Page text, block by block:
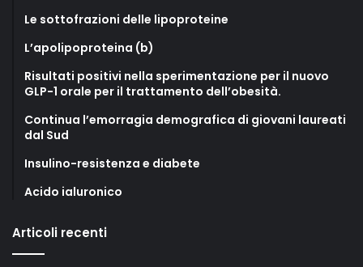
Le sottofrazioni delle lipoproteine
L’apolipoproteina (b)
Risultati positivi nella sperimentazione per il nuovo
GLP-1 orale per il trattamento dell’obesità.
Continua l’emorragia demografica di giovani laureati
dal Sud
Insulino-resistenza e diabete
Acido ialuronico
Articoli recenti